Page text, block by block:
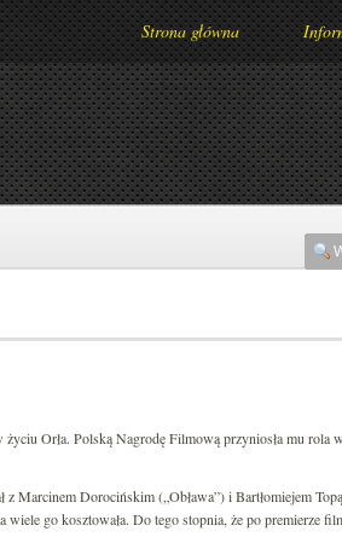
Strona główna
Orła. Polską Nagrodę Filmową przyniosła mu rola w
z Marcinem Dorocińskim („Obława”) i Bartłomiejem Topą
go kosztowała. Do tego stopnia, że po premierze